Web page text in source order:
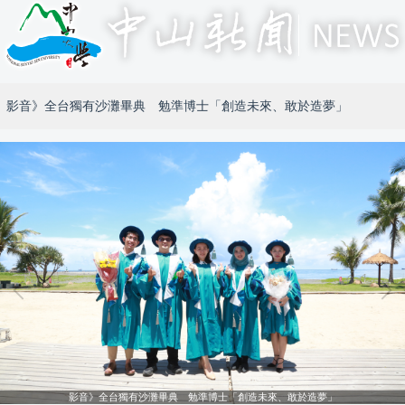
影音》全台獨有沙灘畢典 勉準博士「創造未來、敢於造夢」
影音》全台獨有沙灘畢典 勉準博士「創造未來、敢於造夢」